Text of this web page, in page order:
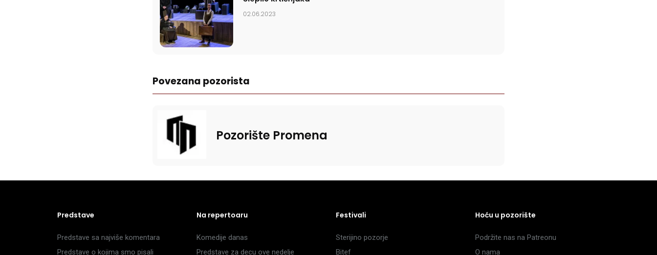
02.06.2023
Povezana pozorista
Pozorište Promena
Predstave
Predstave sa najviše komentara
Predstave o kojima smo pisali
Na repertoaru
Komedije danas
Predstave za decu ove nedelje
Festivali
Sterijino pozorje
Bitef
Hoću u pozorište
Podržite nas na Patreonu
O nama